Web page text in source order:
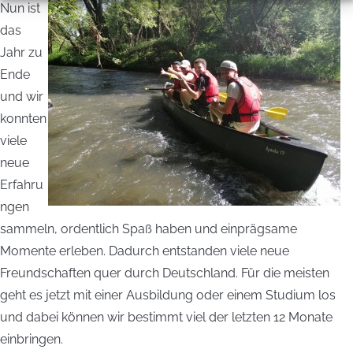
Nun ist
das
Jahr zu
Ende
und wir
konnten
viele
neue
Erfahru
ngen
sammeln, ordentlich Spaß haben und einprägsame
Momente erleben. Dadurch entstanden viele neue
Freundschaften quer durch Deutschland. Für die meisten
geht es jetzt mit einer Ausbildung oder einem Studium los
und dabei können wir bestimmt viel der letzten 12 Monate
einbringen.